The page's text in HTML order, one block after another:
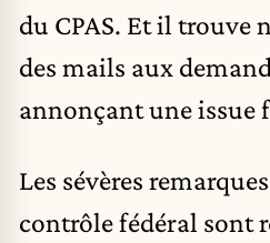
du CPAS. Et il trouve
des mails aux
annonçant une issue
Les sévères
contrôle fédéral sont